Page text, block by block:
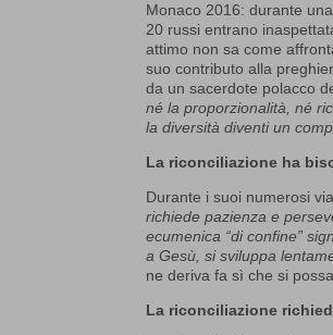
Monaco 2016: durante
20 russi entrano
attimo non sa come
suo contributo alla
da un sacerdote polacco
né la proporzionalità, né
la diversità diventi un
La riconciliazione ha
Durante i suoi numerosi
richiede pazienza e
ecumenica “di confine”
a Gesù, si sviluppa
ne deriva fa sì che si
La riconciliazione